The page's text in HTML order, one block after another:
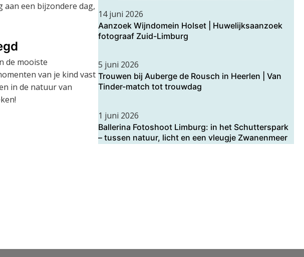
een bijzondere dag,
de mooiste
van je kind vast
in de natuur van
14 juni 2026
Aanzoek Wijndomein Holset | Huwelijksaanzoek
fotograaf Zuid-Limburg
5 juni 2026
Trouwen bij Auberge de Rousch in Heerlen | Van
Tinder-match tot trouwdag
1 juni 2026
Ballerina Fotoshoot Limburg: in het Schutterspark
– tussen natuur, licht en een vleugje Zwanenmeer